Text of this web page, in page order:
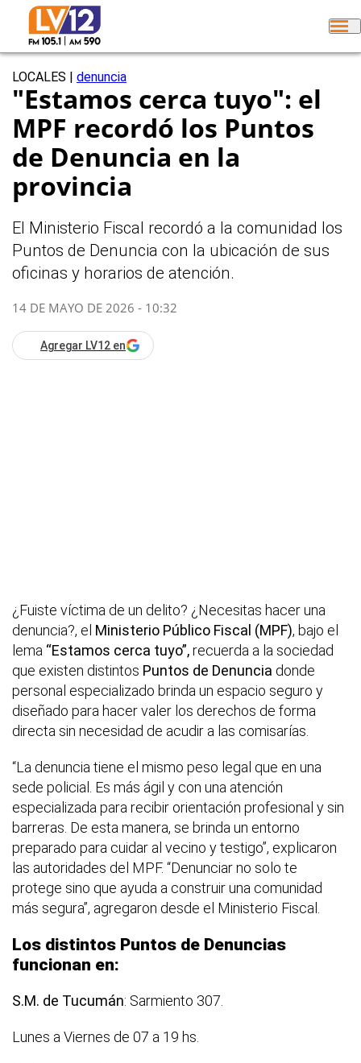
LOCALES denuncia
"Estamos cerca tuyo": el
MPF recordó los Puntos
de Denuncia en la
provincia
El Ministerio Fiscal recordó a la comunidad los
Puntos de Denuncia con la ubicación de sus
oficinas y horarios de atención.
14 DE MAYO DE 2026 - 10:32
Agregar LV12 en
¿Fuiste víctima de un delito? ¿Necesitas hacer una
denuncia?, el Ministerio Público Fiscal (MPF), bajo el
lema “Estamos cerca tuyo”,recuerda a la sociedad
que existen distintos Puntos de Denuncia donde
personal especializado brinda un espacio seguro y
diseñado para hacer valer los derechos de forma
directa sin necesidad de acudir a las comisarías.
“La denuncia tiene el mismo peso legal que en una
sede policial. Es más ágil y con una atención
especializada para recibir orientación profesional y sin
barreras. De esta manera, se brinda un entorno
preparado para cuidar al vecino y testigo”, explicaron
las autoridades del MPF. “Denunciar no solo te
protege sino que ayuda a construir una comunidad
más segura”, agregaron desde el Ministerio Fiscal.
Los distintos Puntos de Denuncias
funcionan en:
S.M. de Tucumán: Sarmiento 307.
Lunes a Viernes de 07 a 19 hs.